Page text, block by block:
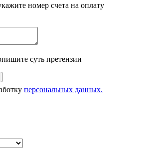
номер счета на оплату
суть претензии
персональных данных.